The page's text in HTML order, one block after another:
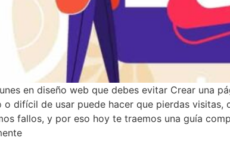
en diseño web que debes evitar Crear una
o difícil de usar puede hacer que pierdas
fallos, y por eso hoy te traemos una guía